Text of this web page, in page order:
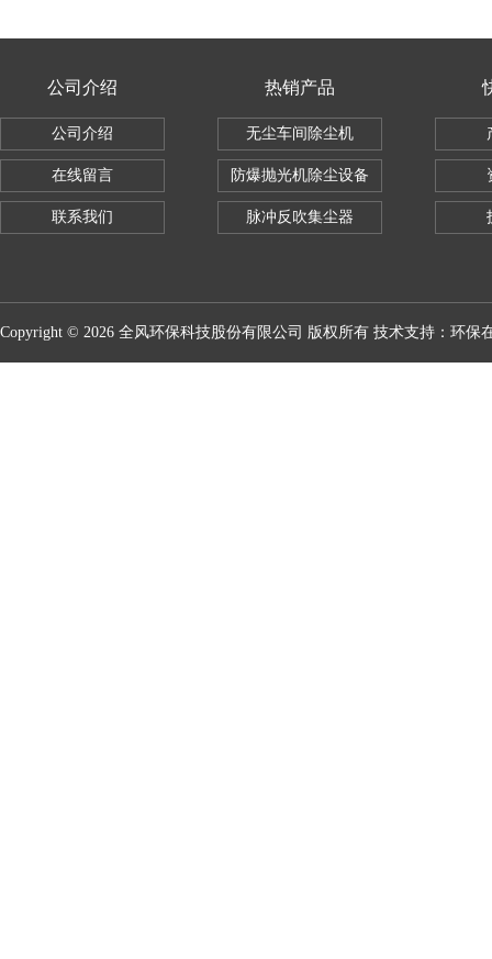
公司介绍
公司介绍
在线留言
联系我们
热销产品
无尘车间除尘机
防爆抛光机除尘设备
脉冲反吹集尘器
Copyright © 2026 全风环保科技股份有限公司 版权所有 技术支持： 环保